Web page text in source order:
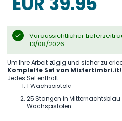
gallery
Voraussichtlicher
13/08/2026
Um Ihre Arbeit zügig und sicher zu
Komplette Set von Mistertimbri.it!
Jedes Set enthält:
1 Wachspistole
25 Stangen in Mitternachtsblau
Wachspistolen